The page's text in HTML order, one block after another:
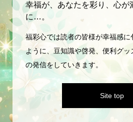
幸福が、あなたを彩り、心が
に…。
福彩心では読者の皆様が幸福感に
ように、豆知識や啓発、便利グ
の発信をしていきます。
Site top